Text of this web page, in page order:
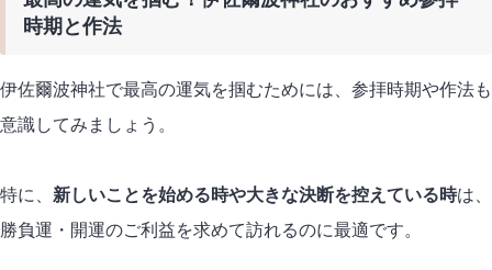
時期と作法
伊佐爾波神社で最高の運気を掴むためには、参拝時期や作法も
意識してみましょう。
特に、 新しいことを始める時や大きな決断を控えている時は、
勝負運・開運のご利益を求めて訪れるのに最適です。